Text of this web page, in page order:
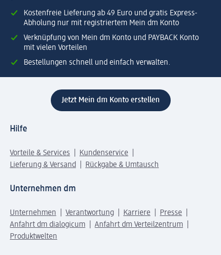
Kostenfreie Lieferung ab 49 Euro und gratis Express-
Abholung nur mit registriertem Mein dm Konto
Verknüpfung von Mein dm Konto und PAYBACK Konto
mit vielen Vorteilen
Bestellungen schnell und einfach verwalten.
Jetzt Mein dm Konto erstellen
Hilfe
Vorteile & Services
Kundenservice
Lieferung & Versand
Rückgabe & Umtausch
Unternehmen dm
Unternehmen Verantwortung Karriere
Presse
Anfahrt dm dialogicum
Anfahrt dm Verteilzentrum
Produktwelten